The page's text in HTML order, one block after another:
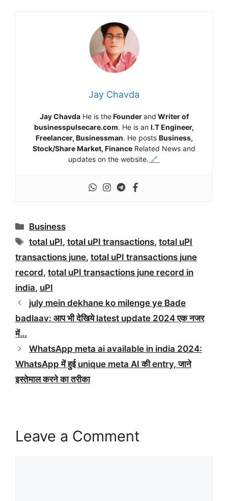
Jay Chavda
Jay ChavdaHe is theFounderand Writer of
businesspulsecare.com. He is an I.T Engineer,
Freelancer, Businessman. He posts Business,
Stock/Share Market, Finance Related News and
updates on the website. 🔗
Categories
Business
Tags
total uPI,total uPI transactions,total uPI
transactions june, total uPI transactions june
record, total uPI transactions june record in
india, uPI
july mein dekhane ko milenge ye Bade
badlaav: आप भी देखिये latest update 2024 एक नजर
में…
WhatsApp meta ai available in india 2024:
WhatsApp में हुई unique meta AI की entry, जाने
इस्तेमाल करने का तरीका
Leave a Comment